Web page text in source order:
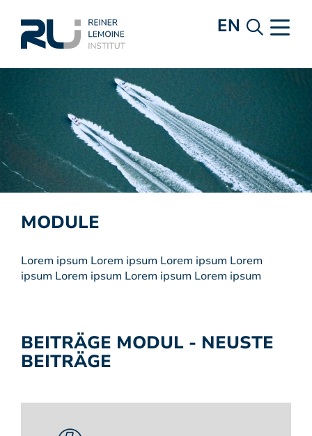
EN
MODULE
Lorem ipsum Lorem ipsum Lorem ipsum Lorem
ipsum Lorem ipsum Lorem ipsum Lorem ipsum
BEITRÄGE MODUL - NEUSTE
BEITRÄGE